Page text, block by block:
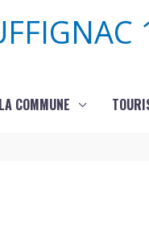
COMMUNE